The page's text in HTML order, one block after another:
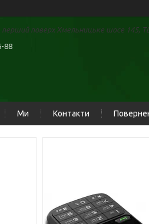
поверх Хмельницьке шосе 145,
88
Ми Контакти